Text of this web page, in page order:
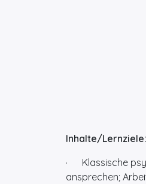
Inhalte/Lernziele:
· Klassische
ansprechen;